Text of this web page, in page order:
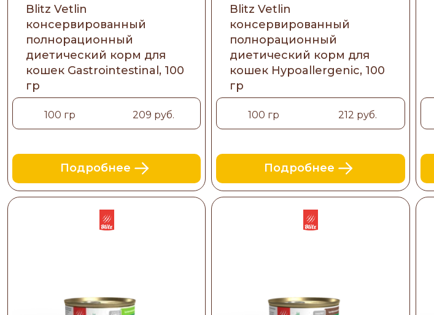
Blitz Vetlin
консервированный
полнорационный
диетический корм для
кошек Gastrointestinal, 100
гр
100 гр 209 руб.
Подробнее
Blitz Vetlin
консервированный
полнорационный
диетический корм для
кошек Hypoallergenic, 100
гр
100 гр 212 руб.
Подробнее